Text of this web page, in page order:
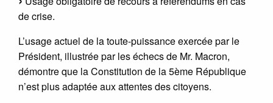
de crise.
L’usage actuel de la toute-puissance exercée par le
Président, illustrée par les échecs de Mr. Macron,
démontre que la Constitution de la 5ème République
n’est plus adaptée aux attentes des citoyens.